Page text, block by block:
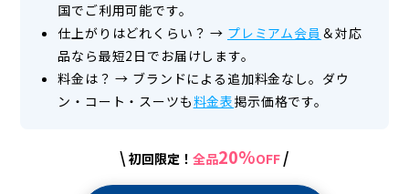
国でご利用可能です。
仕上がりはどれくらい？ → プレミアム会員 ＆対応
品なら最短2日でお届けします。
料金は？ → ブランドによる追加料金なし。ダウ
ン・コート・スーツも料金表掲示価格です。
\ 初回限定！ 全品20%OFF /